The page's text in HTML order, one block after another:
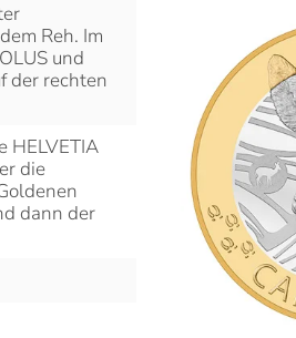
Reh. Im
und
der rechten
HELVETIA
die
dann der